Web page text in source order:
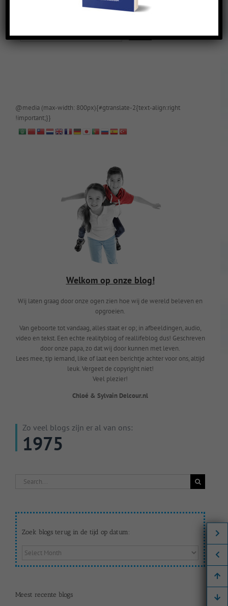
@media (max-width: 800px){#gtranslate-2{text-align:right
!important;}}
Welkom op onze blog!
Wij laten graag door onze ogen zien hoe wij de wereld beleven en
opgroeien.
Van geboorte tot vandaag, alles staat er op; in afbeeldingen, audio,
video en tekst. Een echte realityblog of reallifeblog dus! Geschreven
door onze papa, zo dat wij door kunnen met leven.
Lees mee, tip iemand, like of laat een berichtje achter voor ons, altijd
leuk. Vergeet de copyright niet!
Veel plezier!
Chloé & Sylvain Delcour.nl
Zo veel blogs zijn er al van ons:
1975
Search
Zoek blogs terug in de tijd op datum:
Zoek
Meest recente blogs